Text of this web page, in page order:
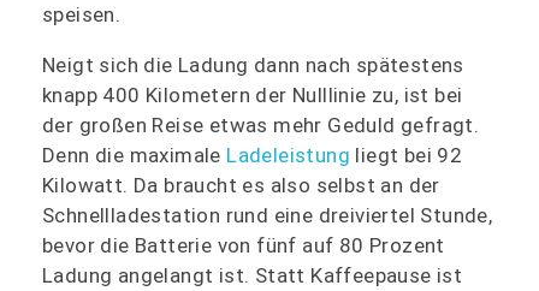
speisen.
Neigt sich die Ladung dann nach spätestens
knapp 400 Kilometern der Nulllinie zu, ist bei
der großen Reise etwas mehr Geduld gefragt.
Denn die maximale Ladeleistung liegt bei 92
Kilowatt. Da braucht es also selbst an der
Schnellladestation rund eine dreiviertel Stunde,
bevor die Batterie von fünf auf 80 Prozent
Ladung angelangt ist. Statt Kaffeepause ist